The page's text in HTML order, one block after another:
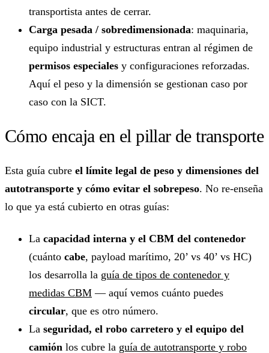
transportista antes de cerrar.
Carga pesada / sobredimensionada: maquinaria,
equipo industrial y estructuras entran al régimen de
permisos especiales y configuraciones reforzadas.
Aquí el peso y la dimensión se gestionan caso por
caso con la SICT.
Cómo encaja en el pillar de transporte
Esta guía cubre el límite legal de peso y dimensiones del
autotransporte y cómo evitar el sobrepeso. No re-enseña
lo que ya está cubierto en otras guías:
La capacidad interna y el CBM del contenedor
(cuánto cabe, payload marítimo, 20’ vs 40’ vs HC)
los desarrolla la guía de tipos de contenedor y
medidas CBM — aquí vemos cuánto puedes
circular, que es otro número.
La seguridad, el robo carretero y el equipo del
camión los cubre la guía de autotransporte y robo